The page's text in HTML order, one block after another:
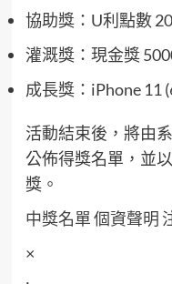
協助獎：U利點數
灌溉獎：現金獎
成長獎：iPhone 11
活動結束後，將由
公佈得獎名單，並
獎。
中獎名單個資聲明
×